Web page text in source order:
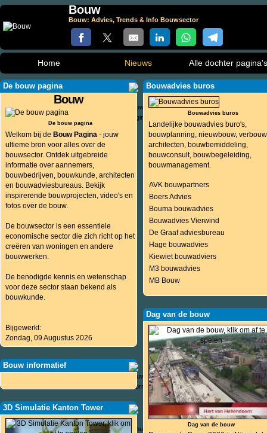
Bouw
Bouw: Advies, Trends & Info Bouwsector
Home Nieuws Alle dochter pagina's
De bouw pagina
Bouw
De bouw pagina
Welkom bij de Bouw Pagina - jouw
ultieme bron voor alles over de
bouwsector. Ontdek uitgebreide
informatie over aannemers,
bouwbedrijven, bouwkunde, architecten
en bouwadviesbureaus. Bekijk
inspirerende bouwprojecten, video's en
fotos over de bouw.
De bouwsector is een essentiele
economische sector die zich richt op het
creëren van woningen en andere
bouwwerken.
De benodigde kennis en wetenschap
voor deze sector staan bekend als
bouwkunde.
Bijgewerkt:
Zondag, 09 Augustus 2026
Bouw informatief
3D Simulatie Kanton Tower
Bouwadvies buros
Bouwadvies buros
Landelijke bouwadvies buro's,
bouwplanning, nieuwbouw,
architecten, bouwbemiddeling,
bouwconsult, bouwbegeleiding,
bouwmanagement.
AVK bouwpartners
Boers Advies
Bouma bouwadvies
Bouwadvies Vierwind
De Graaf adviesbureau
Hage bouwadvies
Kiewiet bouwadviers
M3 bouwadvies
MB Bouw
Dag van de bouw
Dag van de bouw